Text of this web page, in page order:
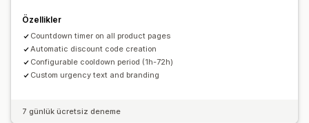
Özellikler
Countdown timer on all product pages
Automatic discount code creation
Configurable cooldown period (1h-72h)
Custom urgency text and branding
7 günlük ücretsiz deneme